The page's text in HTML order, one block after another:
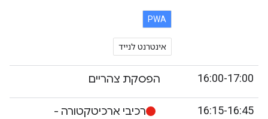
PWA
אינטרנט לנייד
16:00-17:00 הפסקת צהריים
16:15-16:45 רכיבי ארכיטקטורה -